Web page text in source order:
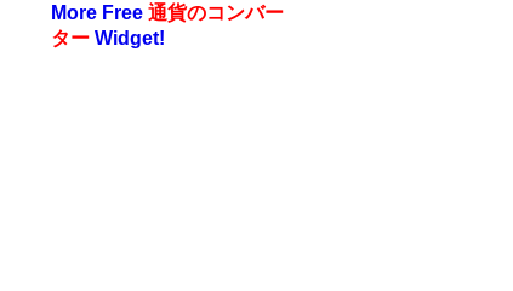
More Free 通貨のコンバー
ター Widget!